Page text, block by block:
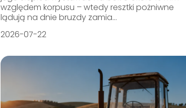
względem korpusu – wtedy resztki pożniwne
lądują na dnie bruzdy zamia...
2026-07-22